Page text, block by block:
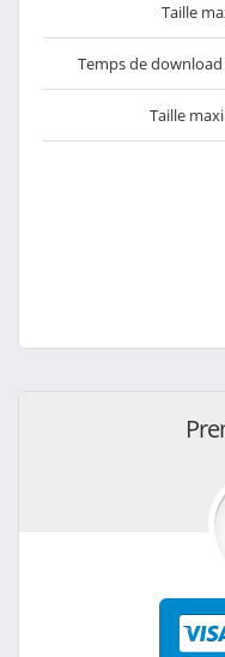
Taille
Temps de
Taille